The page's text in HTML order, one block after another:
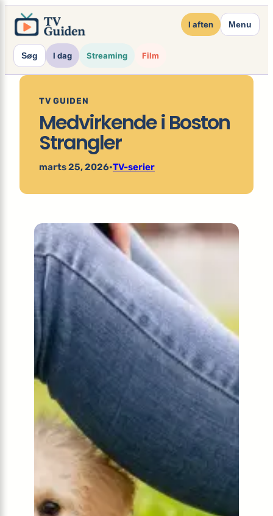
Spring
indhold
I aften Menu
Søg I dag Streaming Film
TV GUIDEN
Medvirkende i Boston
Strangler
marts 25, 2026•TV-serier